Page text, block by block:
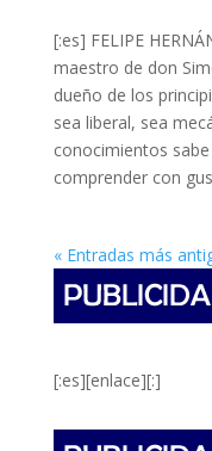
[:es] FELIPE
maestro de don
dueño de los
sea liberal, sea
conocimientos
comprender con
« Entradas más
[:es][enlace][:]